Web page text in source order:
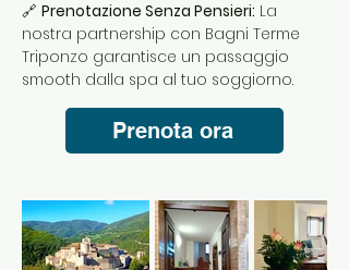
🔗 Prenotazione Senza Pensieri: La
nostra partnership con Bagni Terme
Triponzo garantisce un passaggio
smooth dalla spa al tuo soggiorno.
Prenota ora